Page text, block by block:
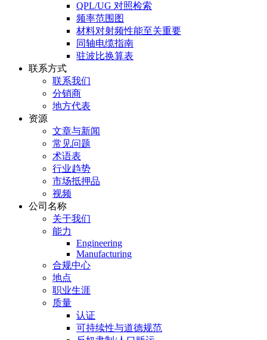
QPL/UG 对照检索
频率范围图
材料对射频性能至关重要
同轴电缆指南
驻波比换算表
联系方式
联系我们
分销商
地方代表
资源
文章与新闻
常见问题
术语表
行业趋势
市场抵押品
视频
公司名称
关于我们
能力
Engineering
Manufacturing
合规中心
地点
职业生涯
质量
认证
可持续性与道德规范